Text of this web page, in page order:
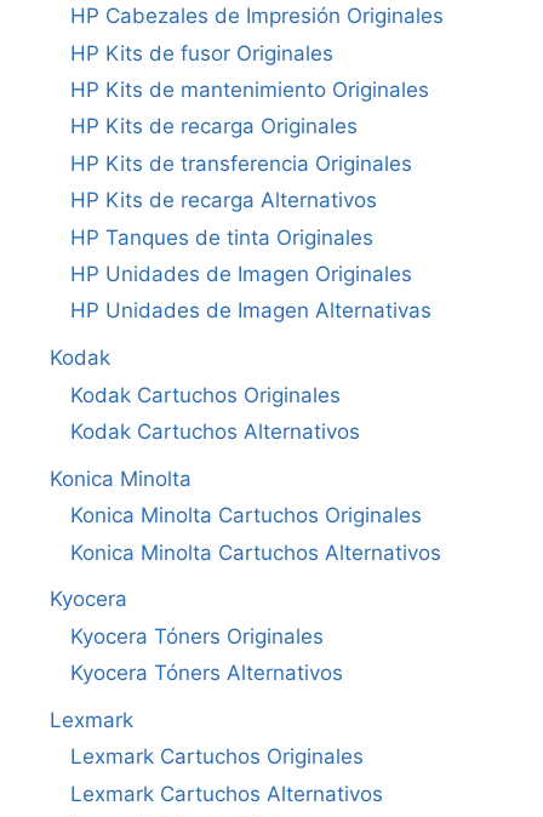
HP Cabezales de Impresión Originales
HP Kits de fusor Originales
HP Kits de mantenimiento Originales
HP Kits de recarga Originales
HP Kits de transferencia Originales
HP Kits de recarga Alternativos
HP Tanques de tinta Originales
HP Unidades de Imagen Originales
HP Unidades de Imagen Alternativas
Kodak
Kodak Cartuchos Originales
Kodak Cartuchos Alternativos
Konica Minolta
Konica Minolta Cartuchos Originales
Konica Minolta Cartuchos Alternativos
Kyocera
Kyocera Tóners Originales
Kyocera Tóners Alternativos
Lexmark
Lexmark Cartuchos Originales
Lexmark Cartuchos Alternativos